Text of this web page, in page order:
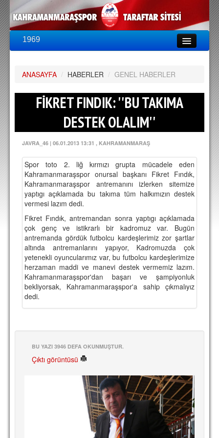
1969
PUAN DURUMU
FİKSTÜR
A TAKIM KADROSU
TEKNİK KADRO
TRANSFERLER
TARAFTAR
BİLETLER
DEPLASMAN
LİSANSLI ÜRÜNLER
MULTİMEDYA
FOTOĞRAF & VİDEOLAR
MARŞ & TEZAHÜRATLAR
SPOR TESİSLERİ
ANASAYFA / HABERLER / GENEL HABERLER
FİKRET FINDIK: ''BU TAKIMA
DESTEK OLALIM''
JAVRA_46 | 06.01.2013 13:31 , KAHRAMANMARAŞ
Spor toto 2. liğ kırmızı grupta mücadele eden
Kahramanmaraşspor onursal başkanı Fikret Fındık,
Kahramanmaraşspor antremanını izlerken sitemize
yaptıgı açıklamada bu takıma tüm halkımızın destek
vermesi lazım dedi.
Fikret Fındık, antremandan sonra yaptıgı açıklamada
çok genç ve istikrarlı bir kadromuz var. Bugün
antremanda gördük futbolcu kardeşlerimiz zor şartlar
altında antremanlarını yapıyor, Kadromuzda çok
yetenekli oyuncularımız var, bu futbolcu kardeşlerimize
herzaman maddi ve manevi destek vermemiz lazım.
Kahramanmaraşspor'dan başarı ve şampiyonluk
bekliyorsak, Kahramanmaraşspor'a sahip çıkmalıyız
dedi.
BU YAZI 3946 DEFA OKUNMUŞTUR.
Çıktı görüntüsü